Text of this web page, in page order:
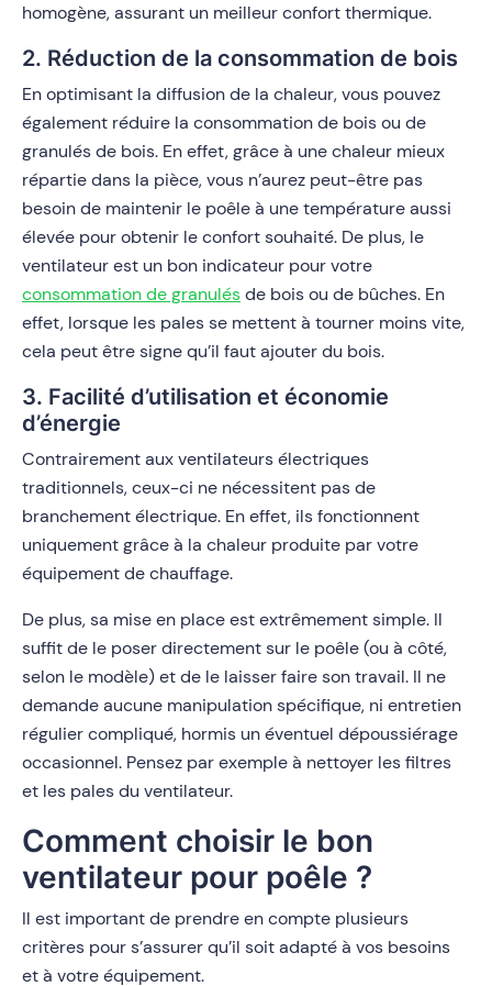
homogène, assurant un meilleur confort thermique.
2. Réduction de la consommation de bois
En optimisant la diffusion de la chaleur, vous pouvez
également réduire la consommation de bois ou de
granulés de bois. En effet, grâce à une chaleur mieux
répartie dans la pièce, vous n’aurez peut-être pas
besoin de maintenir le poêle à une température aussi
élevée pour obtenir le confort souhaité. De plus, le
ventilateur est un bon indicateur pour votre
consommation de granulésde bois ou de bûches. En
effet, lorsque les pales se mettent à tourner moins vite,
cela peut être signe qu’il faut ajouter du bois.
3. Facilité d’utilisation et économie
d’énergie
Contrairement aux ventilateurs électriques
traditionnels, ceux-ci ne nécessitent pas de
branchement électrique. En effet, ils fonctionnent
uniquement grâce à la chaleur produite par votre
équipement de chauffage.
De plus, sa mise en place est extrêmement simple. Il
suffit de le poser directement sur le poêle (ou à côté,
selon le modèle) et de le laisser faire son travail. Il ne
demande aucune manipulation spécifique, ni entretien
régulier compliqué, hormis un éventuel dépoussiérage
occasionnel. Pensez par exemple à nettoyer les filtres
et les pales du ventilateur.
Comment choisir le bon
ventilateur pour poêle ?
Il est important de prendre en compte plusieurs
critères pour s’assurer qu’il soit adapté à vos besoins
et à votre équipement.